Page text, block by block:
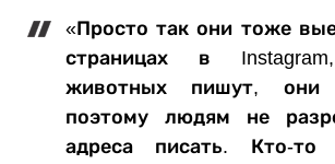
«Просто так они тоже
страницах в
животных пишут,
поэтому людям не
адреса писать. Кто-